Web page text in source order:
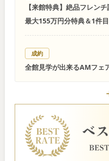
【来館特典】絶品フレン
最大155万円分特典＆1件
成約
全館見学が出来るAMフェ